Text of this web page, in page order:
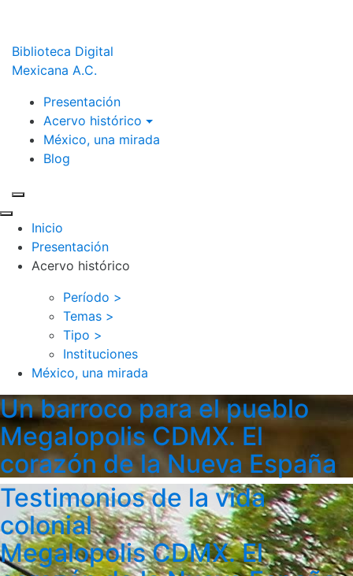
Biblioteca Digital
Mexicana A.C.
Presentación
Acervo histórico
México, una mirada
Blog
Inicio
Presentación
Acervo histórico
Período >
Temas >
Tipo >
Instituciones
México, una mirada
Un barroco para el pueblo
Megalopolis CDMX. El
corazón de la Nueva España
Testimonios de la vida
colonial
Megalopolis CDMX. El